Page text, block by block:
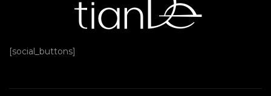
[social_buttons]